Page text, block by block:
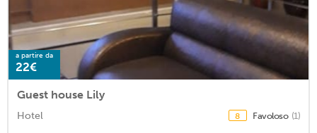
a partire da
22€
Guest house Lily
Hotel 8 Favoloso (1)